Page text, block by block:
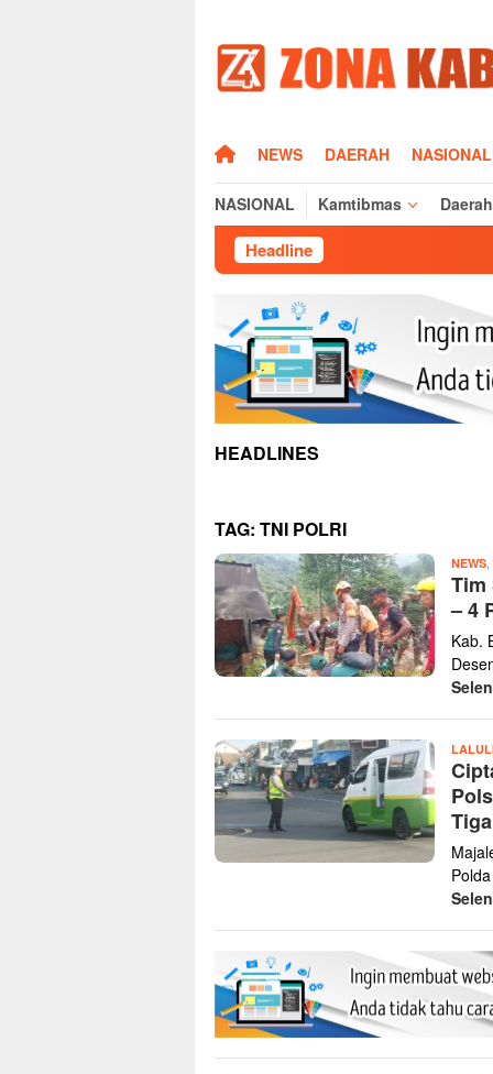
konten
HOMENEWS DAERAH NASIONAL
NASIONAL Kamtibmas Daerah
Headline Silaturahmi
HEADLINES
TAG: TNI POLRI
NEWS
Tim
– 4
Kab.